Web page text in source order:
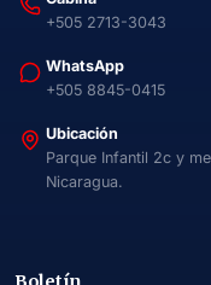
+505 2713-3043
WhatsApp
+505 8845-0415
Ubicación
Parque Infantil 2c y
Nicaragua.